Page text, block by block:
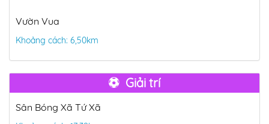
Vườn Vua
Khoảng cách: 6,50km
Giải trí
Sân Bóng Xã Tứ Xã